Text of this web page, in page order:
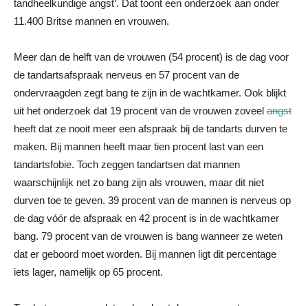
tandheelkundige angst’. Dat toont een onderzoek aan onder
11.400 Britse mannen en vrouwen.
Meer dan de helft van de vrouwen (54 procent) is de dag voor
de tandartsafspraak nerveus en 57 procent van de
ondervraagden zegt bang te zijn in de wachtkamer. Ook blijkt
uit het onderzoek dat 19 procent van de vrouwen zoveel angst
heeft dat ze nooit meer een afspraak bij de tandarts durven te
maken. Bij mannen heeft maar tien procent last van een
tandartsfobie. Toch zeggen tandartsen dat mannen
waarschijnlijk net zo bang zijn als vrouwen, maar dit niet
durven toe te geven. 39 procent van de mannen is nerveus op
de dag vóór de afspraak en 42 procent is in de wachtkamer
bang. 79 procent van de vrouwen is bang wanneer ze weten
dat er geboord moet worden. Bij mannen ligt dit percentage
iets lager, namelijk op 65 procent.